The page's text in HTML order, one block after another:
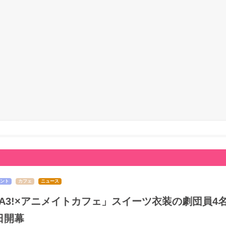
ト カフェ ニュース
アニメイトカフェ」スイーツ衣装の劇団員4
開幕